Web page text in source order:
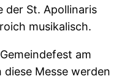
der St. Apollinaris
musikalisch.
am
Messe werden